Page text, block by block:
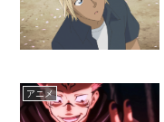
アニメ